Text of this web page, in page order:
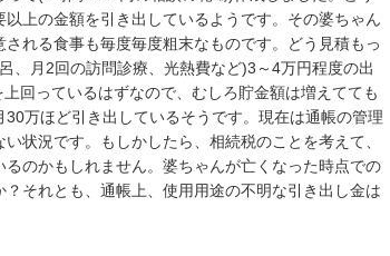
上の金額を引き出しているようです。その婆ちゃん
れる食事も毎度毎度粗末なものです。どう見積もっ
、月2回の訪問診療、光熱費など)3～4万円程度の出
回っているはずなので、むしろ貯金額は増えてても
万ほど引き出しているそうです。現在は通帳の管理
状況です。もしかしたら、相続税のことを考えて、
のかもしれません。婆ちゃんが亡くなった時点での
それとも、通帳上、使用用途の不明な引き出し金は